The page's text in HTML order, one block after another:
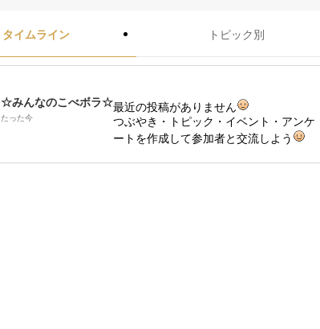
タイムライン トピック別
☆みんなのこべボラ☆
たった今
最近の投稿がありません
つぶやき・トピック・イベント・アンケ
ートを作成して参加者と交流しよう